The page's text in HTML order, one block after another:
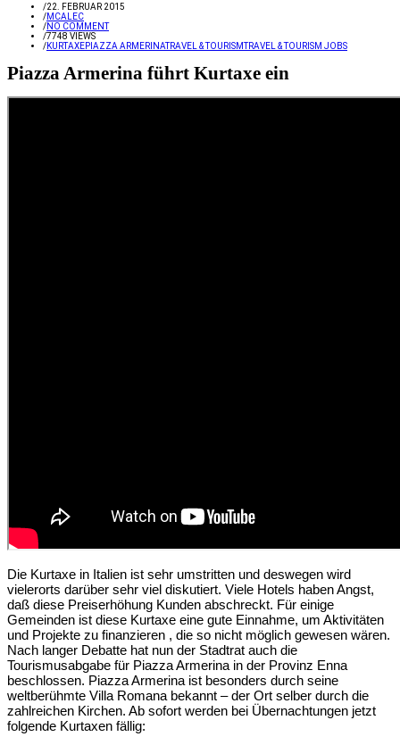
/22. FEBRUAR 2015
/MCALEC
/NO COMMENT
/7748 VIEWS
/KURTAXEPIAZZA ARMERINATRAVEL & TOURISMTRAVEL & TOURISM JOBS
Piazza Armerina führt Kurtaxe ein
Die Kurtaxe in Italien ist sehr umstritten und deswegen wird
vielerorts darüber sehr viel diskutiert. Viele Hotels haben Angst,
daß diese Preiserhöhung Kunden abschreckt. Für einige
Gemeinden ist diese Kurtaxe eine gute Einnahme, um Aktivitäten
und Projekte zu finanzieren , die so nicht möglich gewesen wären.
Nach langer Debatte hat nun der Stadtrat auch die
Tourismusabgabe für Piazza Armerina in der Provinz Enna
beschlossen. Piazza Armerina ist besonders durch seine
weltberühmte Villa Romana bekannt – der Ort selber durch die
zahlreichen Kirchen. Ab sofort werden bei Übernachtungen jetzt
folgende Kurtaxen fällig: